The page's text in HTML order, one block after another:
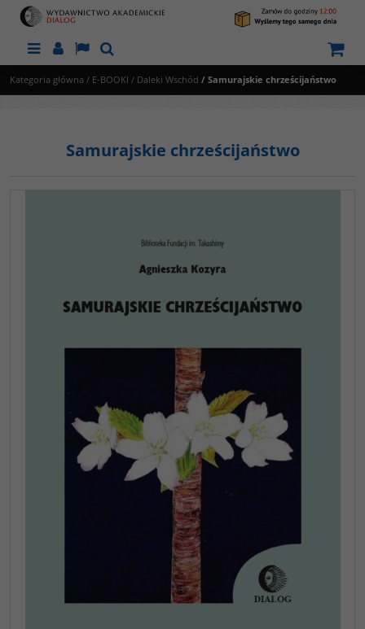
MenuPanelLangSzukaj
Kategoria główna / E-BOOKI / Daleki Wschód / Samurajskie chrześcijaństwo
Samurajskie chrześcijaństwo